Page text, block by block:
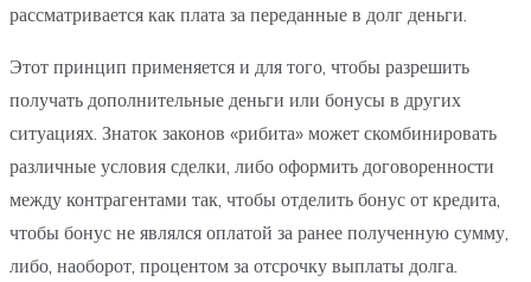
рассматривается как плата за переданные в долг деньги.
Этот принцип применяется и для того, чтобы разрешить
получать дополнительные деньги или бонусы в других
ситуациях. Знаток законов «рибита» может скомбинировать
различные условия сделки, либо оформить договоренности
между контрагентами так, чтобы отделить бонус от кредита,
чтобы бонус не являлся оплатой за ранее полученную сумму,
либо, наоборот, процентом за отсрочку выплаты долга.